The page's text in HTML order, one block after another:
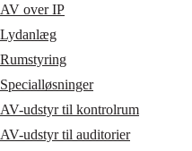
AV over IP
Lydanlæg
Rumstyring
Specialløsninger
AV-udstyr til kontrolrum
AV-udstyr til auditorier